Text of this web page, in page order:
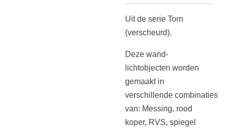
Uit de serie Torn
(verscheurd).
Deze wand-
lichtobjecten worden
gemaakt in
verschillende combinaties
van: Messing, rood
koper, RVS, spiegel